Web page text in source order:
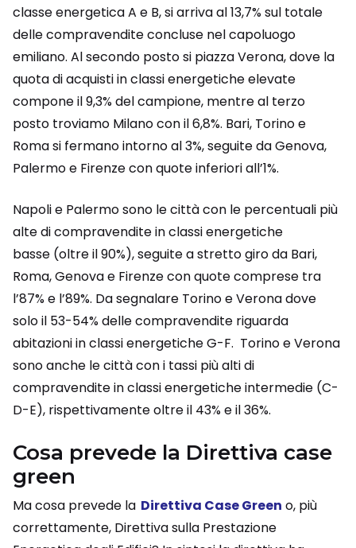
classe energetica A e B, si arriva al 13,7% sul totale
delle compravendite concluse nel capoluogo
emiliano. Al secondo posto si piazza Verona, dove la
quota di acquisti in classi energetiche elevate
compone il 9,3% del campione, mentre al terzo
posto troviamo Milano con il 6,8%. Bari, Torino e
Roma si fermano intorno al 3%, seguite da Genova,
Palermo e Firenze con quote inferiori all’1%.
Napoli e Palermo sono le città con le percentuali più
alte di compravendite in classi energetiche
basse (oltre il 90%), seguite a stretto giro da Bari,
Roma, Genova e Firenze con quote comprese tra
l’87% e l’89%. Da segnalare Torino e Verona dove
solo il 53-54% delle compravendite riguarda
abitazioni in classi energetiche G-F. Torino e Verona
sono anche le città con i tassi più alti di
compravendite in classi energetiche intermedie (C-
D-E), rispettivamente oltre il 43% e il 36%.
Cosa prevede la Direttiva case
green
Ma cosa prevede la Direttiva Case Green o, più
correttamente, Direttiva sulla Prestazione